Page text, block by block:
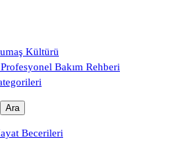
Kültürü
Bakım Rehberi
Becerileri